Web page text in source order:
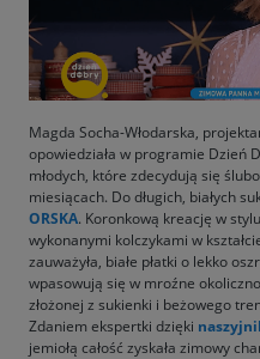
Magda Socha-Włodarska,
opowiedziała w programie Dzień
młodych, które zdecydują się
miesiącach. Do długich, białych
ORSKA. Koronkową kreację w
wykonanymi kolczykami w
zauważyła, białe płatki o lekko
wpasowują się w mroźne
złożonej z sukienki i beżowego
Zdaniem ekspertki dzięki
jemiołą całość zyskała zimowy